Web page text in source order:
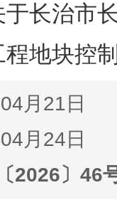
长治市
地块控
月21日
月24日
2026〕46